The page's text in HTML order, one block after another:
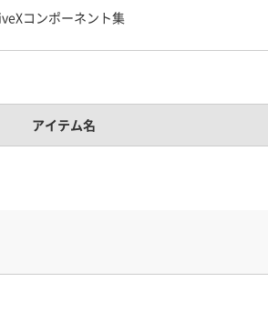
コンポーネント集
アイテム名